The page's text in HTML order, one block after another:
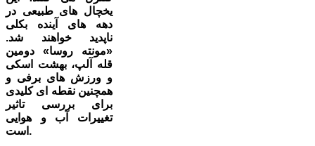
یخچال های طبیعی در
دهه های آینده بکلی
ناپدید خواهند شد.
«مونته روسا» دومین
قله آلپ، بهشت اسکی
و ورزش های برفی و
همچنین نقطه ای کلیدی
برای بررسی تاثیر
تغییرات آب و هوایی
است.